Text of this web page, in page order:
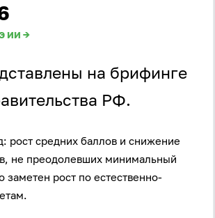
ИИ →
на брифинге
РФ.
рост средних баллов и снижение
не преодолевших минимальный
заметен рост по естественно-